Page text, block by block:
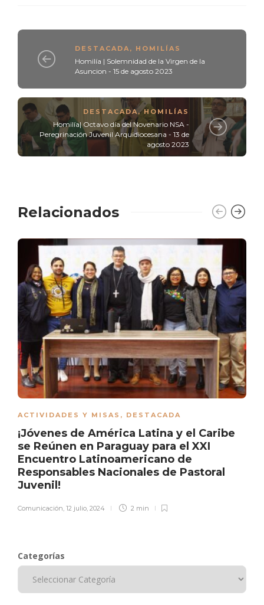
DESTACADA, HOMILÍAS
Homilía | Solemnidad de la Virgen de la
Asuncion - 15 de agosto 2023
DESTACADA ,HOMILÍAS
Homilía| Octavo día del Novenario NSA -
Peregrinación Juvenil Arquidiocesana - 13 de
agosto 2023
Relacionados
ACTIVIDADES Y MISAS , DESTACADA
¡Jóvenes de América Latina y el Caribe
se Reúnen en Paraguay para el XXI
Encuentro Latinoamericano de
Responsables Nacionales de Pastoral
Juvenil!
Comunicación, 12 julio, 2024 2 min
Categorías